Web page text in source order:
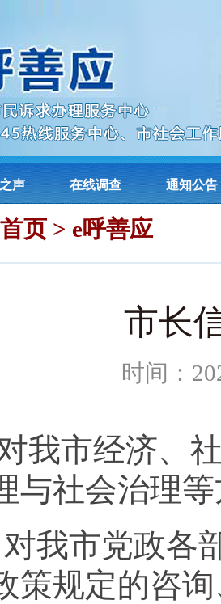
声 在线调查 通知公告
首页 > e呼善应
市长
时间：
市经济、社
与社会治理
市党政各部
策规定的咨